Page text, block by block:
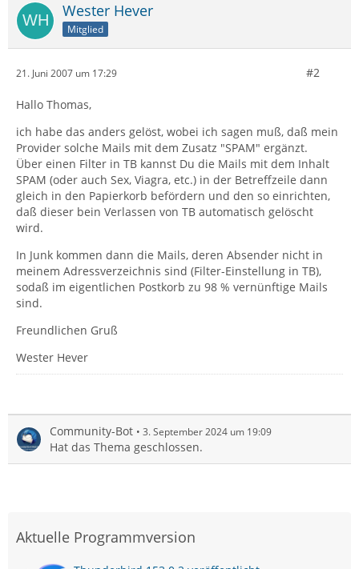
Wester Hever
Mitglied
21. Juni 2007 um 17:29 #2
Hallo Thomas,
ich habe das anders gelöst, wobei ich sagen muß, daß mein
Provider solche Mails mit dem Zusatz "SPAM" ergänzt.
Über einen Filter in TB kannst Du die Mails mit dem Inhalt
SPAM (oder auch Sex, Viagra, etc.) in der Betreffzeile dann
gleich in den Papierkorb befördern und den so einrichten,
daß dieser bein Verlassen von TB automatisch gelöscht
wird.
In Junk kommen dann die Mails, deren Absender nicht in
meinem Adressverzeichnis sind (Filter-Einstellung in TB),
sodaß im eigentlichen Postkorb zu 98 % vernünftige Mails
sind.
Freundlichen Gruß
Wester Hever
Community-Bot 3. September 2024 um 19:09
Hat das Thema geschlossen.
Aktuelle Programmversion